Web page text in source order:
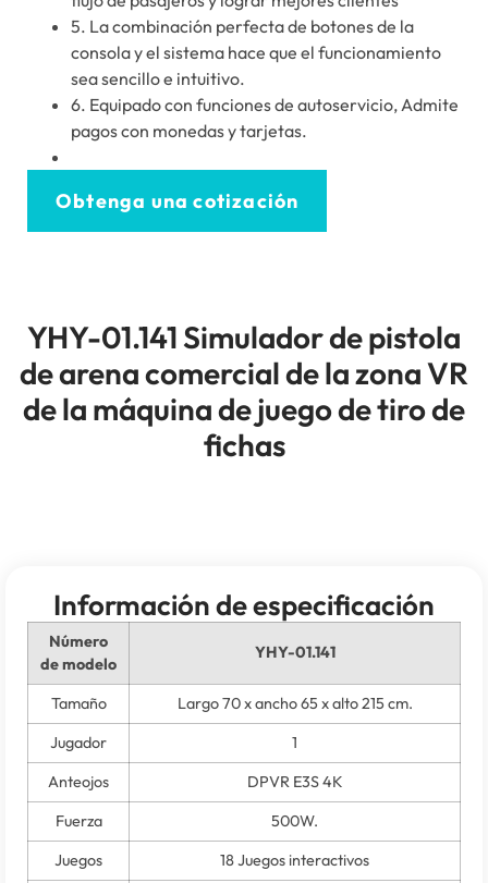
5. La combinación perfecta de botones de la
consola y el sistema hace que el funcionamiento
sea sencillo e intuitivo.
6. Equipado con funciones de autoservicio, Admite
pagos con monedas y tarjetas.
Obtenga una cotización
YHY-01.141 Simulador de pistola
de arena comercial de la zona VR
de la máquina de juego de tiro de
fichas
Información de especificación
Número
de modelo
YHY-01.141
Tamaño
Largo 70 x ancho 65 x alto 215 cm.
Jugador
1
Anteojos
DPVR E3S 4K
Fuerza
500W.
Juegos
18 Juegos interactivos